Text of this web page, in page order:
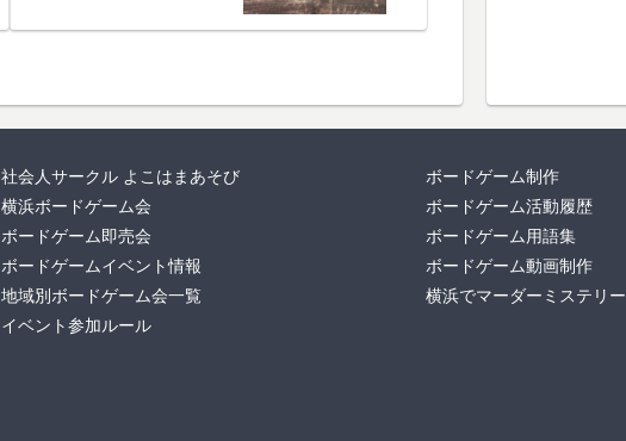
社会人サークル よこはまあそび
横浜ボードゲーム会
ボードゲーム即売会
ボードゲームイベント情報
地域別ボードゲーム会一覧
イベント参加ルール
ボードゲーム制作
ボードゲーム活動履歴
ボードゲーム用語集
ボードゲーム動画制作
横浜でマーダーミステリー